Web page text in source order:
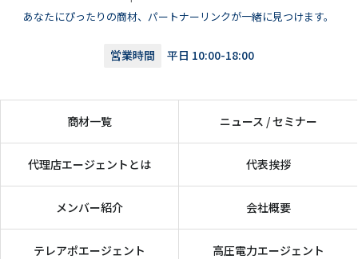
あなたにぴったりの商材、パートナーリンクが一緒に見つけます。
営業時間 平日 10:00-18:00
商材一覧 ニュース / セミナー
代理店エージェントとは 代表挨拶
メンバー紹介 会社概要
テレアポエージェント 高圧電力エージェント